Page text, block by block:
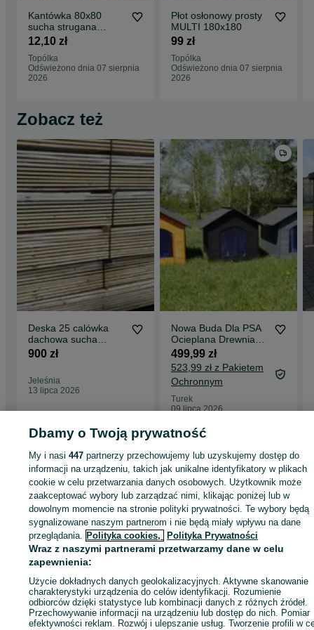
Kantówka 80x80
sucha strugana
drewniana
12,10 zł
Topólka
Odświeżono dnia 07 sierpnia
2026
Płot osłonowy prosty
MULTI 180x180
99 zł
Topólka
Odświeżono dnia 07 sierpnia
2026
Zobacz też
Deska 25 calówka
dachowa sucha
modrzew
900 zł
Jeleśnia
13 lipca 2026
Nowa Buda Dla PSA
Ocieplana Drewniana
M L Xl Różne Kolory
Polska Produkcja
Kurtyna Pcv
499,99 zł
523,99 zł z Pakietem
Ochronnym
Turek
09 lipca 2026
Strona główna Budowa i Remont Pozostałe
Pozostałe - Kujawsko-
pomorskie
Pozostałe - Topólka
KATEGORIA
ID:899292338 Wyświetlenia:
Zadzwoń / SMS Wyślij wiadomość
Dbamy o Twoją prywatność
My i nasi447 partnerzy przechowujemy lub uzyskujemy dostęp do
informacji na urządzeniu, takich jak unikalne identyfikatory w plikach
cookie w celu przetwarzania danych osobowych. Użytkownik może
zaakceptować wybory lub zarządzać nimi, klikając poniżej lub w
dowolnym momencie na stronie polityki prywatności. Te wybory będą
sygnalizowane naszym partnerom i nie będą miały wpływu na dane
przeglądania. Polityka cookies, Polityka Prywatności
Wraz z naszymi partnerami przetwarzamy dane w celu
zapewnienia:
Użycie dokładnych danych geolokalizacyjnych. Aktywne skanowanie
charakterystyki urządzenia do celów identyfikacji. Rozumienie
odbiorców dzięki statystyce lub kombinacji danych z różnych źródeł.
Przechowywanie informacji na urządzeniu lub dostęp do nich. Pomiar
efektywności reklam. Rozwój i ulepszanie usług. Tworzenie profili w